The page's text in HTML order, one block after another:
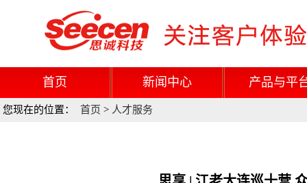
首页 新闻中心 产品与平
您现在的位置： 首页 > 人才服务